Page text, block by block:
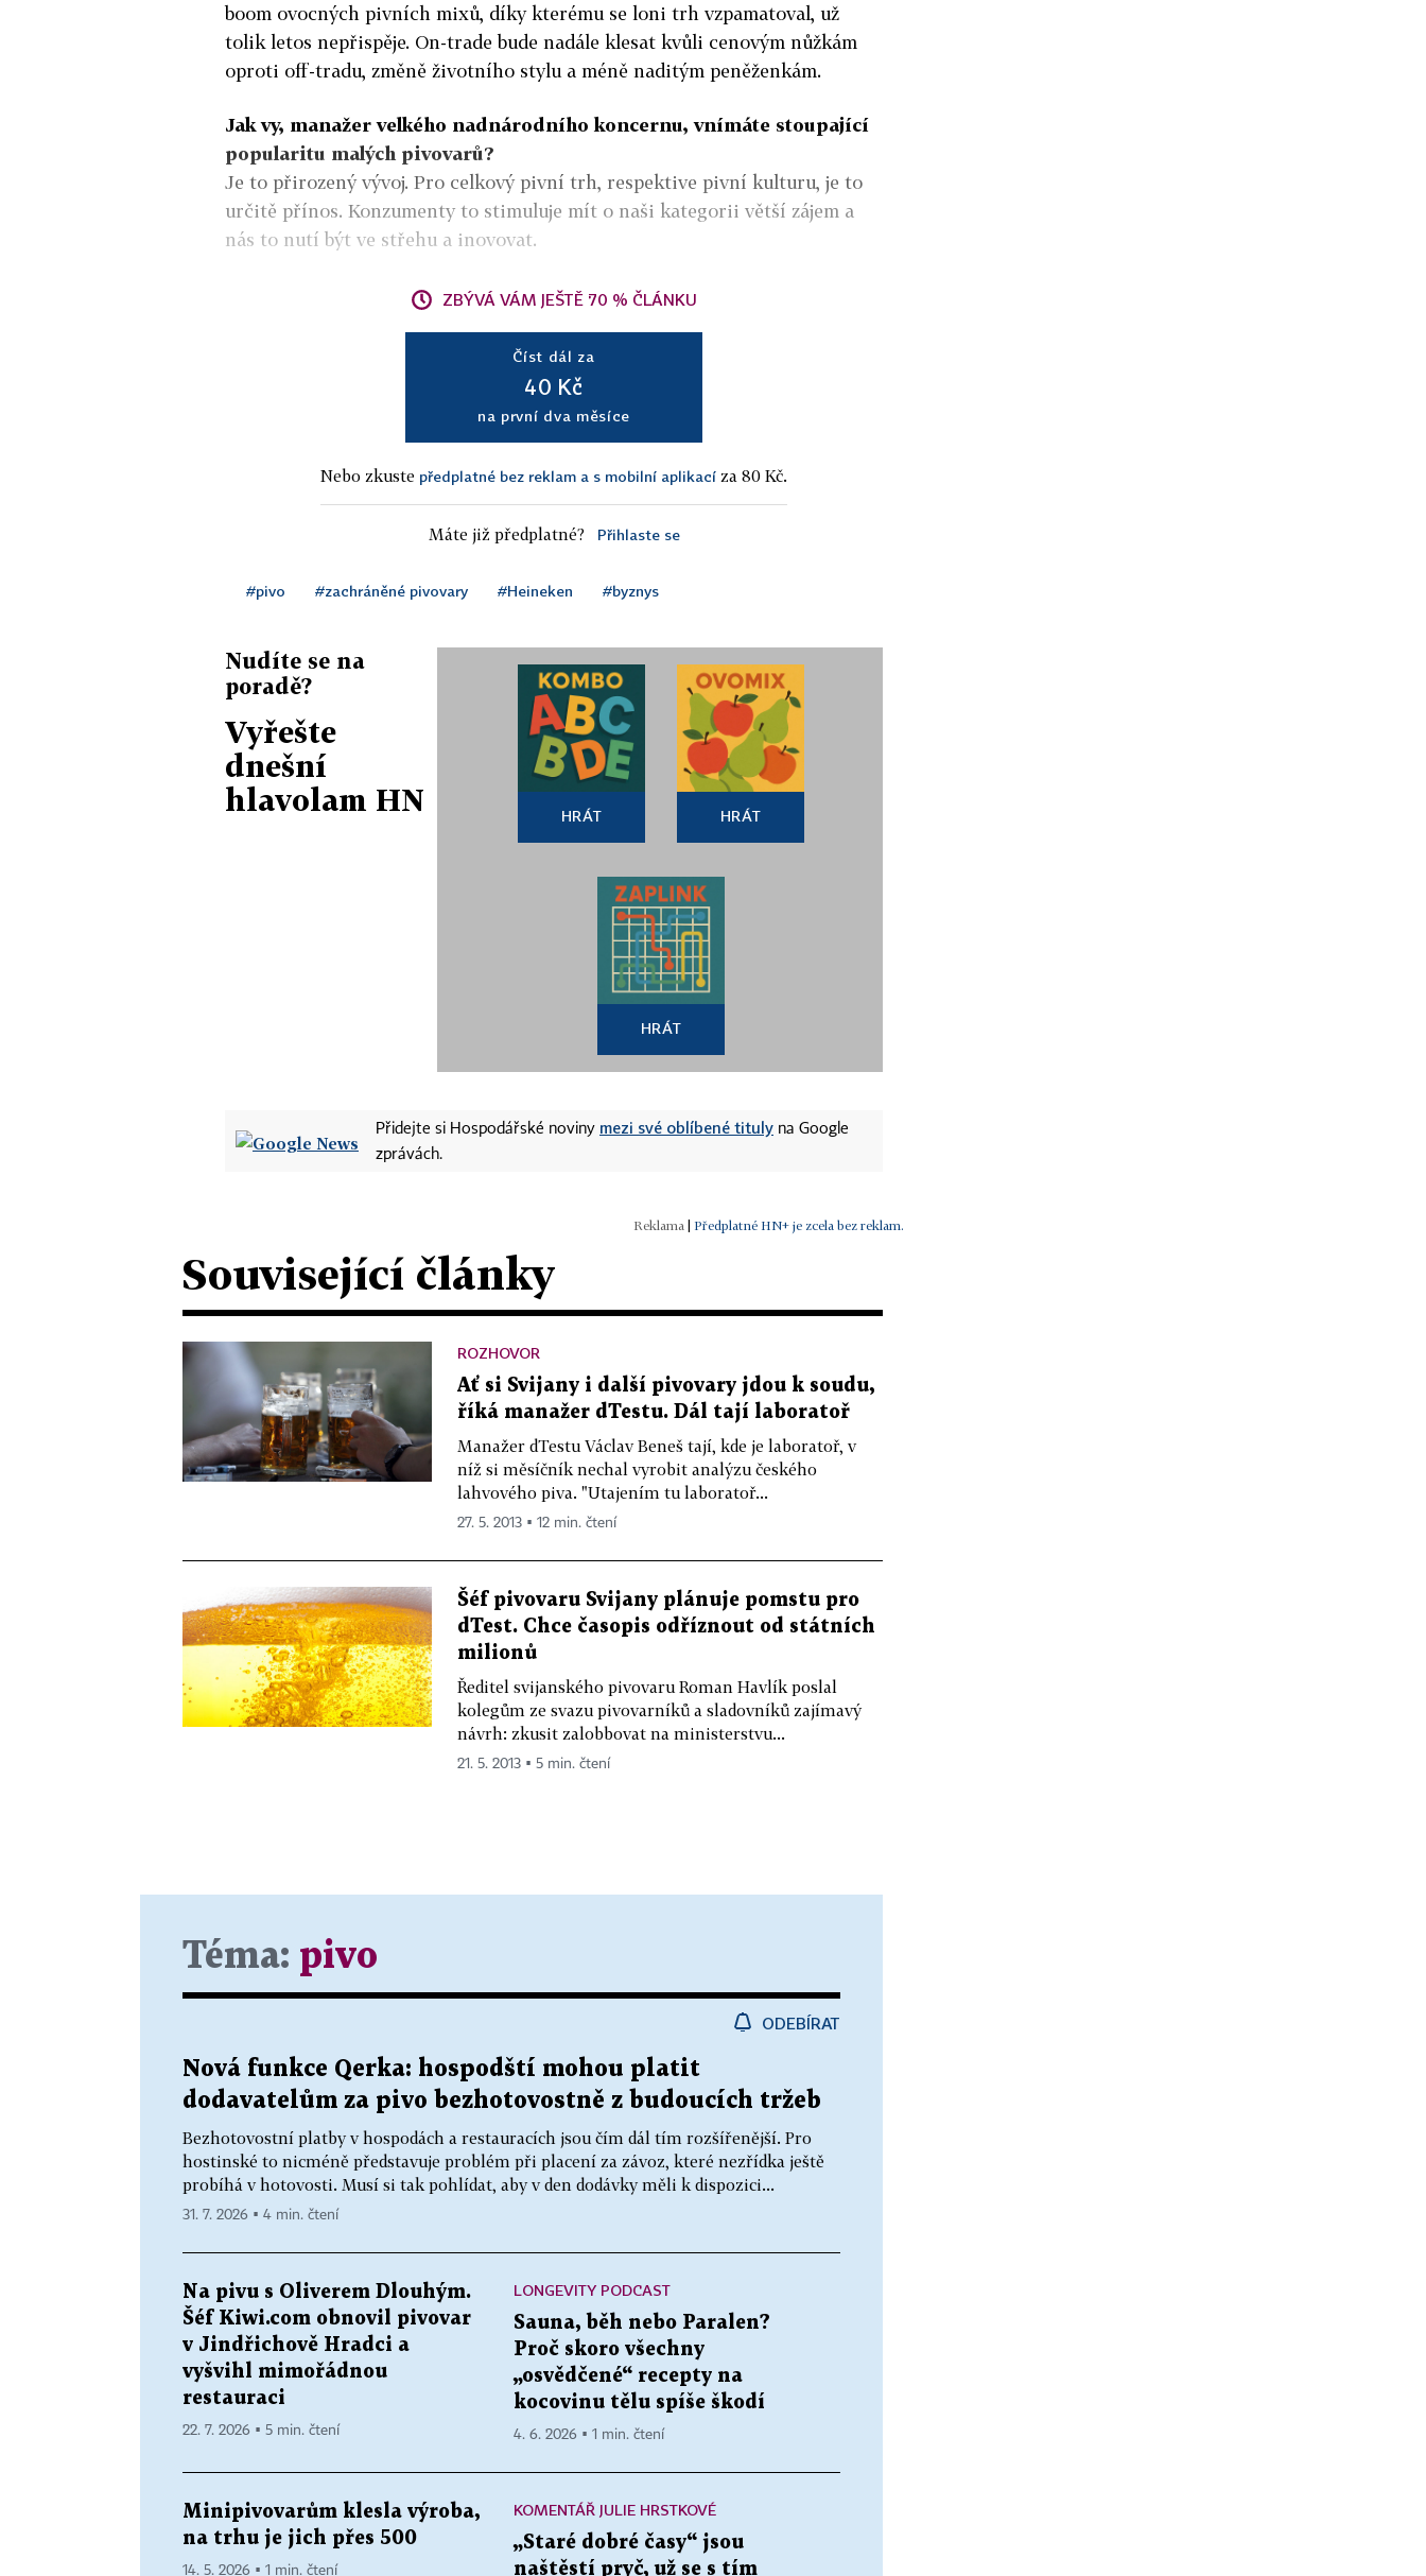
boom ovocných pivních mixů, díky kterému se loni trh vzpamatoval, už
tolik letos nepřispěje. On-trade bude nadále klesat kvůli cenovým nůžkám
oproti off-tradu, změně životního stylu a méně naditým peněženkám.
Jak vy, manažer velkého nadnárodního koncernu, vnímáte stoupající
popularitu malých pivovarů?
Je to přirozený vývoj. Pro celkový pivní trh, respektive pivní kulturu, je to
určitě přínos. Konzumenty to stimuluje mít o naši kategorii větší zájem a
nás to nutí být ve střehu a inovovat.
ZBÝVÁ VÁM JEŠTĚ 70 % ČLÁNKU
Číst dál za
40 Kč
na první dva měsíce
Nebo zkuste předplatné bez reklam a s mobilní aplikací za 80 Kč.
Máte již předplatné? Přihlaste se
#pivo #zachráněné pivovary #Heineken #byznys
Nudíte se na
poradě?
Vyřešte
dnešní
hlavolam HN
HRÁT HRÁT
HRÁT
Přidejte si Hospodářské noviny mezi své oblíbené tituly na Google
zprávách.
| Předplatné HN+ je zcela bez reklam.
Související články
ROZHOVOR
Ať si Svijany i další pivovary jdou k soudu,
říká manažer dTestu. Dál tají laboratoř
Manažer dTestu Václav Beneš tají, kde je laboratoř, v
níž si měsíčník nechal vyrobit analýzu českého
lahvového piva. "Utajením tu laboratoř...
27. 5. 2013 ▪ 12 min. čtení
Šéf pivovaru Svijany plánuje pomstu pro
dTest. Chce časopis odříznout od státních
milionů
Ředitel svijanského pivovaru Roman Havlík poslal
kolegům ze svazu pivovarníků a sladovníků zajímavý
návrh: zkusit zalobbovat na ministerstvu...
21. 5. 2013 ▪ 5 min. čtení
Téma: pivo
ODEBÍRAT
Nová funkce Qerka: hospodští mohou platit
dodavatelům za pivo bezhotovostně z budoucích tržeb
Bezhotovostní platby v hospodách a restauracích jsou čím dál tím rozšířenější. Pro
hostinské to nicméně představuje problém při placení za závoz, které nezřídka ještě
probíhá v hotovosti. Musí si tak pohlídat, aby v den dodávky měli k dispozici...
31. 7. 2026 ▪ 4 min. čtení
Na pivu s Oliverem Dlouhým.
Šéf Kiwi.com obnovil pivovar
v Jindřichově Hradci a
vyšvihl mimořádnou
restauraci
22. 7. 2026 ▪ 5 min. čtení
LONGEVITY PODCAST
Sauna, běh nebo Paralen?
Proč skoro všechny
„osvědčené“ recepty na
kocovinu tělu spíše škodí
4. 6. 2026 ▪ 1 min. čtení
Minipivovarům klesla výroba,
na trhu je jich přes 500
14. 5. 2026 ▪ 1 min. čtení
KOMENTÁŘ JULIE HRSTKOVÉ
„Staré dobré časy“ jsou
naštěstí pryč, už se s tím